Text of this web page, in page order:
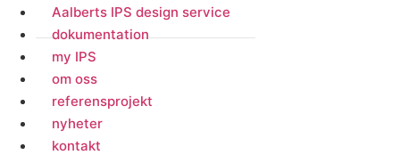
Aalberts IPS design service
dokumentation
my IPS
om oss
referensprojekt
nyheter
kontakt